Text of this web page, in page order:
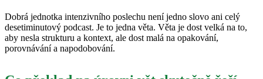
Dobrá jednotka intenzivního poslechu není jedno slovo ani celý
desetiminutový podcast. Je to jedna věta. Věta je dost velká na to,
aby nesla strukturu a kontext, ale dost malá na opakování,
porovnávání a napodobování.